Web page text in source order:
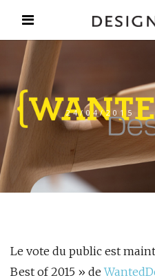
24/04/2015
Le vote du public est
Best of 2015 » de